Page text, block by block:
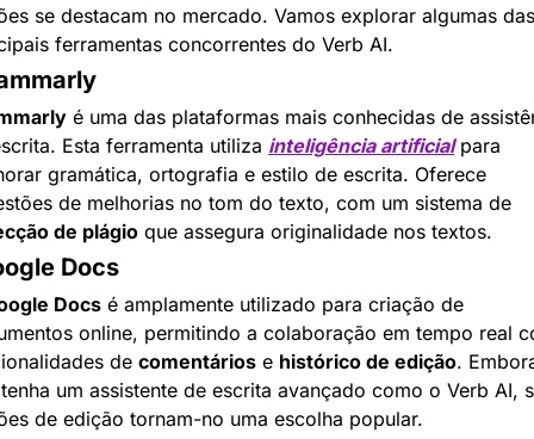
se destacam no mercado. Vamos explorar algumas das
ferramentas concorrentes do Verb AI.
é uma das plataformas mais conhecidas de
Esta ferramenta utiliza inteligência artificial para
gramática, ortografia e estilo de escrita. Oferece
de plágio que assegura originalidade nos textos.
Docs
Docs é amplamente utilizado para criação de
online, permitindo a colaboração em tempo real
de comentários e histórico de edição.
um assistente de escrita avançado como o Verb AI,
de edição tornam-no uma escolha popular.